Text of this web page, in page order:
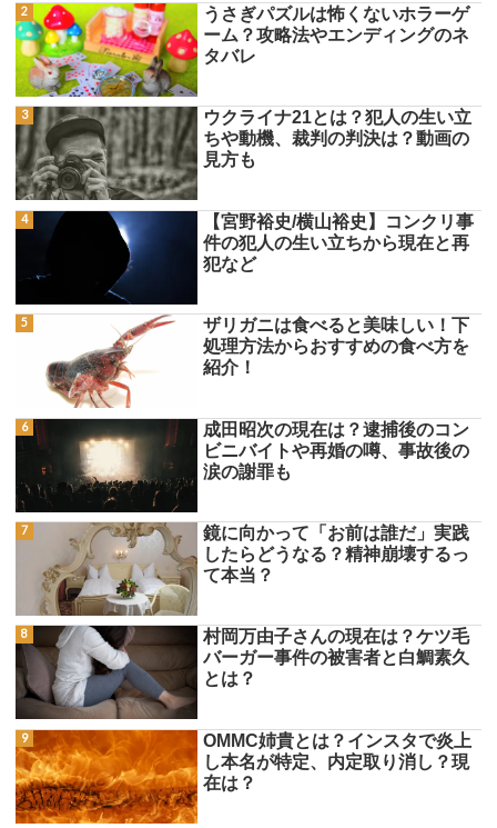
うさぎパズルは怖くないホラーゲ
ーム？攻略法やエンディングのネ
タバレ
ウクライナ21とは？犯人の生い立
ちや動機、裁判の判決は？動画の
見方も
【宮野裕史/横山裕史】コンクリ事
件の犯人の生い立ちから現在と再
犯など
ザリガニは食べると美味しい！下
処理方法からおすすめの食べ方を
紹介！
成田昭次の現在は？逮捕後のコン
ビニバイトや再婚の噂、事故後の
涙の謝罪も
鏡に向かって「お前は誰だ」実践
したらどうなる？精神崩壊するっ
て本当？
村岡万由子さんの現在は？ケツ毛
バーガー事件の被害者と白鯛素久
とは？
OMMC姉貴とは？インスタで炎上
し本名が特定、内定取り消し？現
在は？